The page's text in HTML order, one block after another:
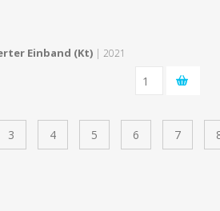
Einband (Kt) | 2021
3 4 5 6 7